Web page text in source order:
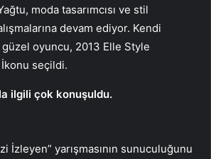
moda tasarımcısı ve stil
devam ediyor. Kendi
oyuncu, 2013 Elle Style
İkonu seçildi.
ilgili çok konuşuldu.
İzleyen” yarışmasının sunuculuğunu